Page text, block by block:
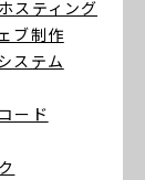
スティング
ブ制作
ステム
ード